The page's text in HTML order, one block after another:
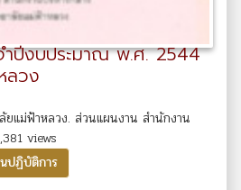
ำปีงบประมาณ พ.ศ. 2544
ลวง
ยแม่ฟ้าหลวง. ส่วนแผนงาน สำนักงาน
views
ปฏิบัติการ